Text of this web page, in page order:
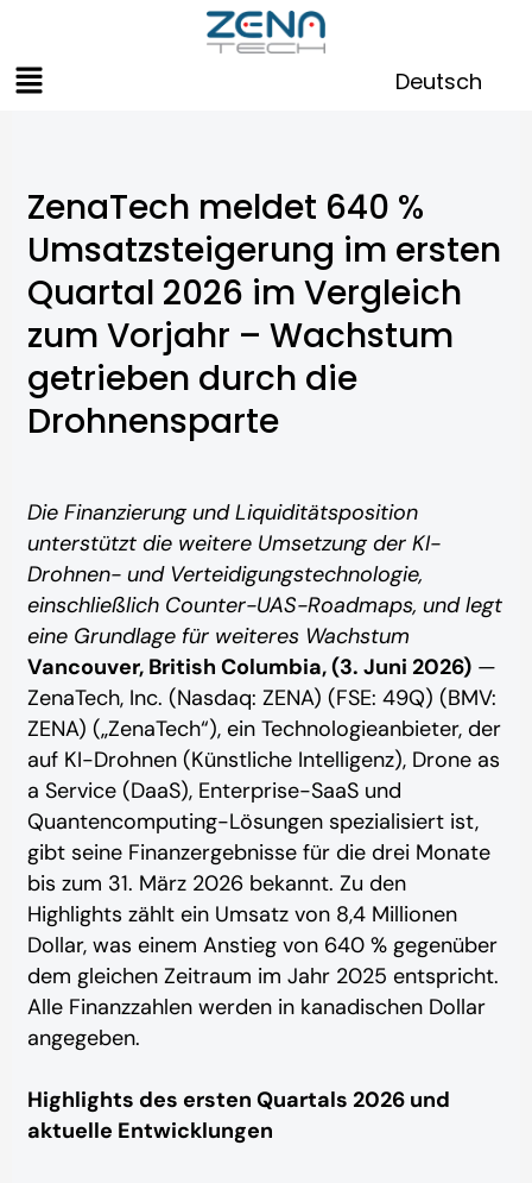
springen
Menü Deutsch
ZenaTech meldet 640 %
Umsatzsteigerung im ersten
Quartal 2026 im Vergleich
zum Vorjahr – Wachstum
getrieben durch die
Drohnensparte
Die Finanzierung und Liquiditätsposition
unterstützt die weitere Umsetzung der KI-
Drohnen- und Verteidigungstechnologie,
einschließlich Counter-UAS-Roadmaps, und legt
eine Grundlage für weiteres Wachstum
Vancouver, British Columbia, (3. Juni 2026)—
ZenaTech, Inc. (Nasdaq: ZENA) (FSE: 49Q) (BMV:
ZENA) („ZenaTech“), ein Technologieanbieter, der
auf KI-Drohnen (Künstliche Intelligenz), Drone as
a Service (DaaS), Enterprise-SaaS und
Quantencomputing-Lösungen spezialisiert ist,
gibt seine Finanzergebnisse für die drei Monate
bis zum 31. März 2026 bekannt. Zu den
Highlights zählt ein Umsatz von 8,4 Millionen
Dollar, was einem Anstieg von 640 % gegenüber
dem gleichen Zeitraum im Jahr 2025 entspricht.
Alle Finanzzahlen werden in kanadischen Dollar
angegeben.
Highlights des ersten Quartals 2026 und
aktuelle Entwicklungen